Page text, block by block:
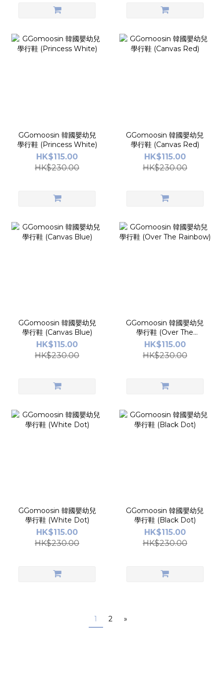
GGomoosin 韓國嬰幼兒
學行鞋 (Princess White)
HK$115.00
HK$230.00
GGomoosin 韓國嬰幼兒
學行鞋 (Canvas Red)
HK$115.00
HK$230.00
GGomoosin 韓國嬰幼兒
學行鞋 (Canvas Blue)
HK$115.00
HK$230.00
GGomoosin 韓國嬰幼兒
學行鞋 (Over The
Rainbow)
HK$115.00
HK$230.00
GGomoosin 韓國嬰幼兒
學行鞋 (White Dot)
HK$115.00
HK$230.00
GGomoosin 韓國嬰幼兒
學行鞋 (Black Dot)
HK$115.00
HK$230.00
1 2 »